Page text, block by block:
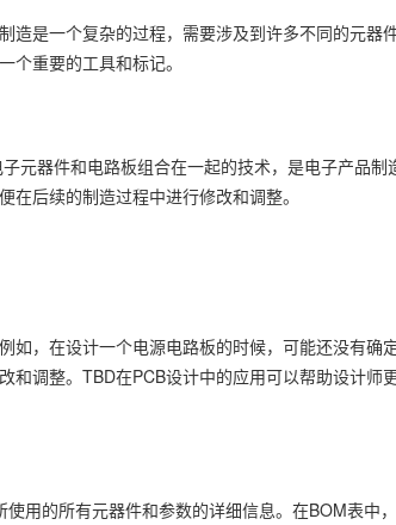
是一个复杂的过程，需要涉及到许多不同的元器
重要的工具和标记。
元器件和电路板组合在一起的技术，是电子产品
后续的制造过程中进行修改和调整。
，在设计一个电源电路板的时候，可能还没有确
调整。TBD在PCB设计中的应用可以帮助设计师
用的所有元器件和参数的详细信息。在BOM表中